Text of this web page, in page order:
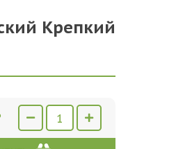
Крепкий